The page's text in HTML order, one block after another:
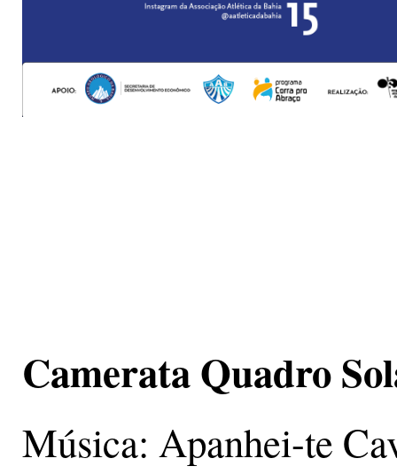
Camerata Quadro
Música: Apanhei-te